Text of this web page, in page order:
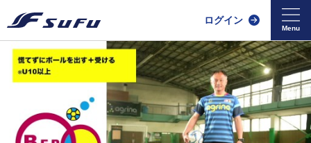
ログイン